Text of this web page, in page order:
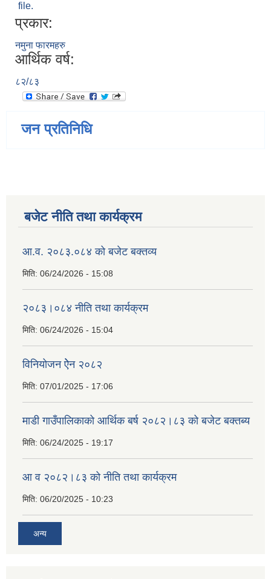
file.
प्रकार:
नमुना फारमहरु
आर्थिक वर्ष:
८२/८३
जन प्रतिनिधि
बजेट नीति तथा कार्यक्रम
आ.व. २०८३.०८४ को बजेट बक्तव्य
मिति: 06/24/2026 - 15:08
२०८३।०८४ नीति तथा कार्यक्रम
मिति: 06/24/2026 - 15:04
विनियोजन ऐेन २०८२
मिति: 07/01/2025 - 17:06
माडी गाउँपालिकाको आर्थिक बर्ष २०८२।८३ को बजेट बक्तब्य
मिति: 06/24/2025 - 19:17
आ व २०८२।८३ को नीति तथा कार्यक्रम
मिति: 06/20/2025 - 10:23
अन्य